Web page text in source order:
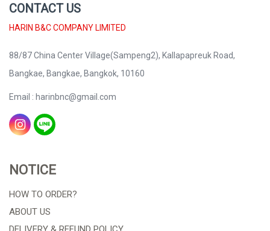
CONTACT US
HARIN B&C COMPANY LIMITED
88/87 China Center Village(Sampeng2), Kallapapreuk Road,
Bangkae, Bangkae, Bangkok, 10160
Email : harinbnc@gmail.com
NOTICE
HOW TO ORDER?
ABOUT US